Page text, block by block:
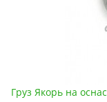
Груз Якорь на